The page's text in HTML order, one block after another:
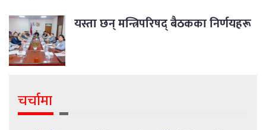
यस्ता छन् मन्त्रिपरिषद् बैठकका निर्णयहरू
चर्चामा